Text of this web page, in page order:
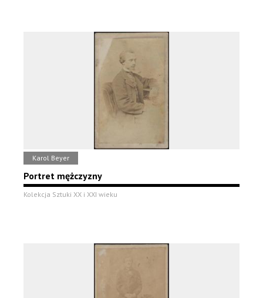
Karol Beyer
Portret mężczyzny
Kolekcja Sztuki XX i XXI wieku